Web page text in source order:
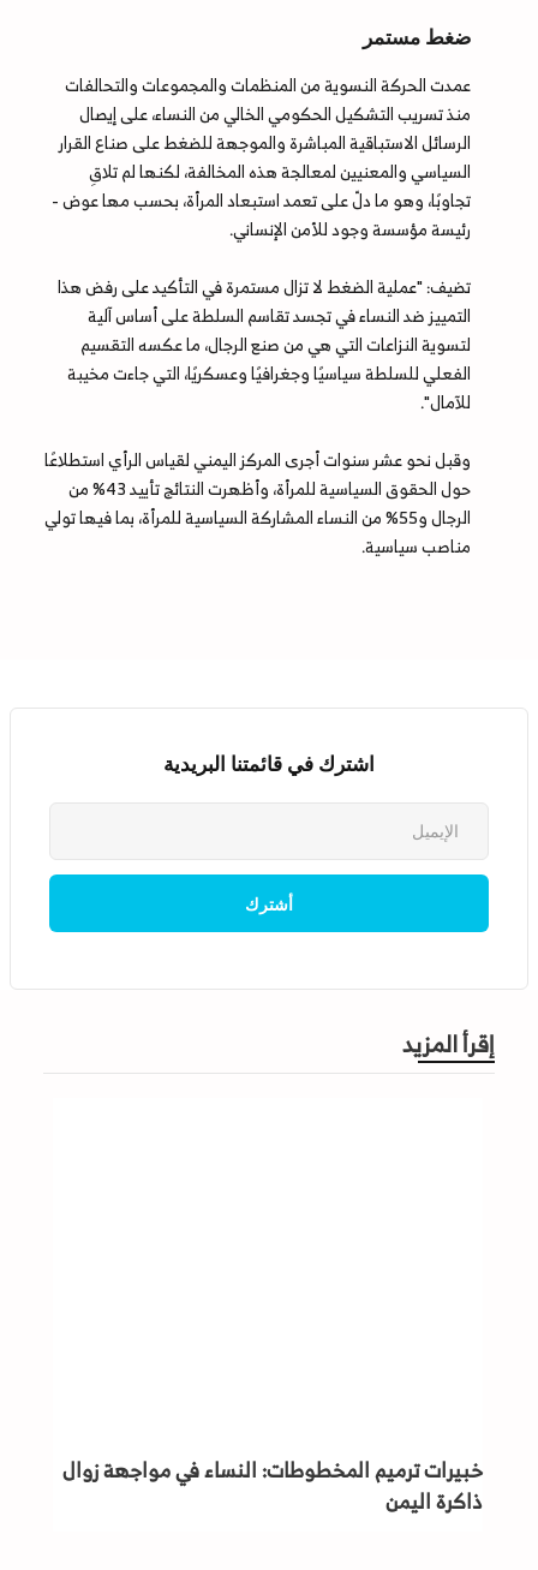
ضغط مستمر
عمدت الحركة النسوية من المنظمات والمجموعات والتحالفات
منذ تسريب التشكيل الحكومي الخالي من النساء، على إيصال
الرسائل الاستباقية المباشرة والموجهة للضغط على صناع القرار
السياسي والمعنيين لمعالجة هذه المخالفة، لكنها لم تلاقِ
تجاوبًا، وهو ما دلّ على تعمد استبعاد المرأة، بحسب مها عوض -
رئيسة مؤسسة وجود للأمن الإنساني.
تضيف: "عملية الضغط لا تزال مستمرة في التأكيد على رفض هذا
التمييز ضد النساء في تجسد تقاسم السلطة على أساس آلية
لتسوية النزاعات التي هي من صنع الرجال، ما عكسه التقسيم
الفعلي للسلطة سياسيًا وجغرافيًا وعسكريًا، التي جاءت مخيبة
للآمال".
وقبل نحو عشر سنوات أجرى المركز اليمني لقياس الرأي استطلاعًا
حول الحقوق السياسية للمرأة، وأظهرت النتائج تأييد 43% من
الرجال و55% من النساء المشاركة السياسية للمرأة، بما فيها تولي
مناصب سياسية.
اشترك في قائمتنا البريدية
إقرأ المزيد
خبيرات ترميم المخطوطات: النساء في مواجهة زوال
ذاكرة اليمن